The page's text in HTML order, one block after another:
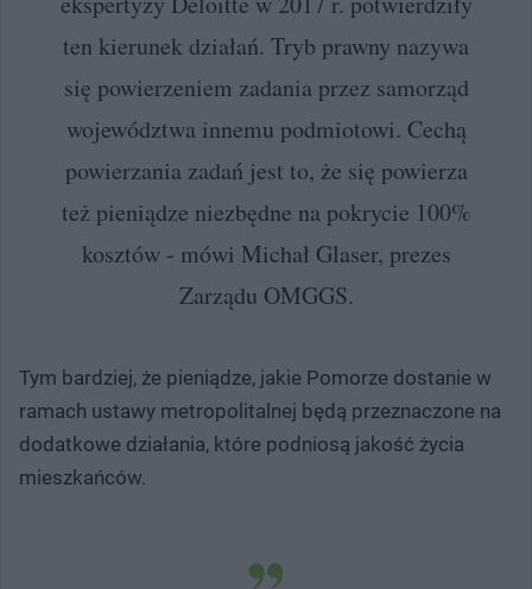
ten kierunek działań. Tryb prawny nazywa
się powierzeniem zadania przez samorząd
województwa innemu podmiotowi. Cechą
powierzania zadań jest to, że się powierza
też pieniądze niezbędne na pokrycie 100%
kosztów - mówi Michał Glaser, prezes
Zarządu OMGGS.
Tym bardziej, że pieniądze, jakie Pomorze dostanie w
ramach ustawy metropolitalnej będą przeznaczone na
dodatkowe działania, które podniosą jakość życia
mieszkańców.